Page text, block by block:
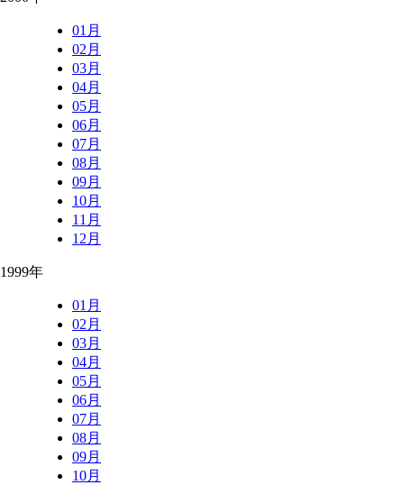
01月
02月
03月
04月
05月
06月
07月
08月
09月
10月
11月
12月
1999年
01月
02月
03月
04月
05月
06月
07月
08月
09月
10月